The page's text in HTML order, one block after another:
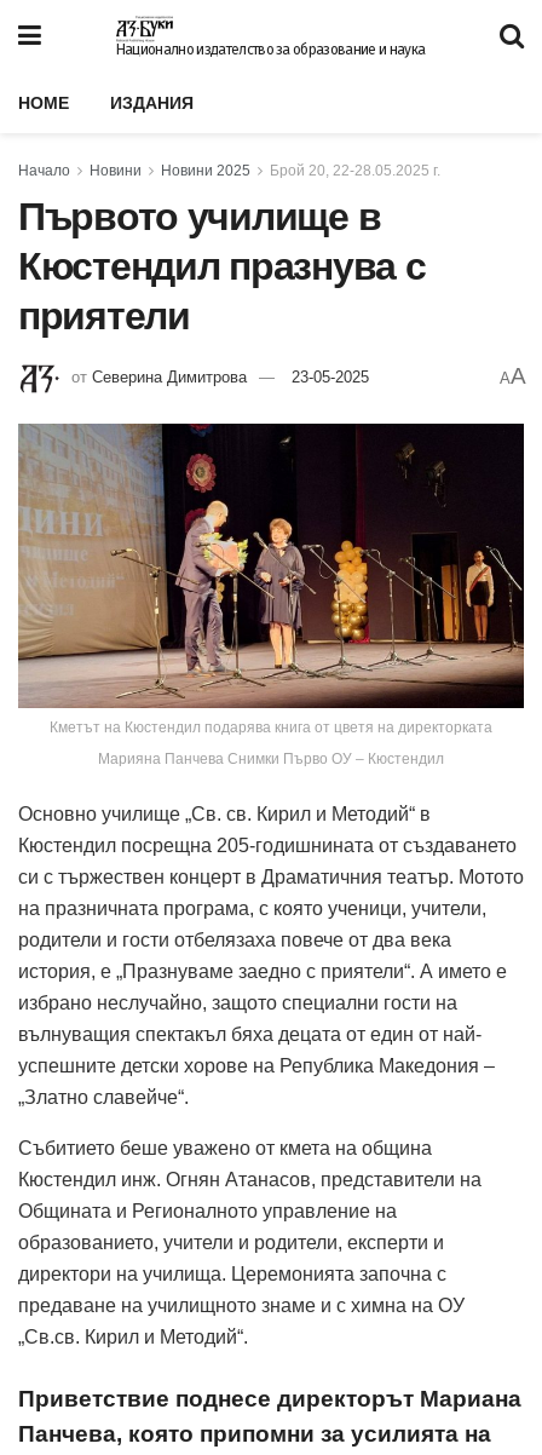
Национално издателство за образование и наука
HOME ИЗДАНИЯ
Начало Новини Новини 2025 Брой 20, 22-28.05.2025 г.
Първото училище в
Кюстендил празнува с
приятели
от Северина Димитрова 23-05-2025 AA
Кметът на Кюстендил подарява книга от цветя на директорката
Марияна Панчева Снимки Първо ОУ – Кюстендил
Основно училище „Св. св. Кирил и Методий“ в
Кюстендил посрещна 205-годишнината от създаването
си с тържествен концерт в Драматичния театър. Мотото
на празничната програма, с която ученици, учители,
родители и гости отбелязаха повече от два века
история, е „Празнуваме заедно с приятели“. А името е
избрано неслучайно, защото специални гости на
вълнуващия спектакъл бяха децата от един от най-
успешните детски хорове на Република Македония –
„Златно славейче“.
Събитието беше уважено от кмета на община
Кюстендил инж. Огнян Атанасов, представители на
Общината и Регионалното управление на
образованието, учители и родители, експерти и
директори на училища. Церемонията започна с
предаване на училищното знаме и с химна на ОУ
„Св.св. Кирил и Методий“.
Приветствие поднесе директорът Мариана
Панчева, която припомни за усилията на